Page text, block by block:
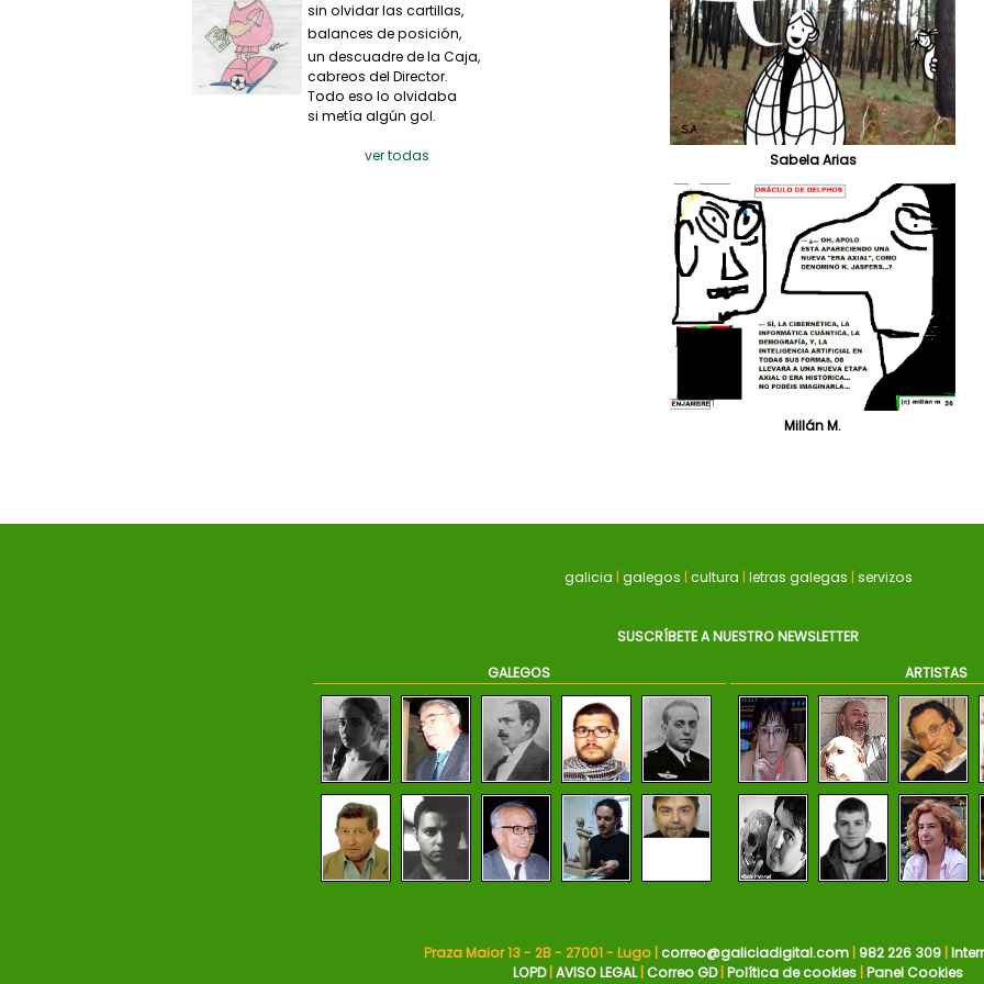
sin olvidar las cartillas,
balances de posición,
un descuadre de la Caja,
cabreos del Director.
Todo eso lo olvidaba
si metía algún gol.
ver todas Sabela Arias
Millán M.
galicia | galegos | cultura | letras galegas | servizos
SUSCRÍBETE A NUESTRO NEWSLETTER
GALEGOS
ARTISTAS
Praza Maior 13 - 2B - 27001 - Lugo | correo@galiciadigital.com| 982 226 309|
LOPD| AVISO LEGAL| Correo GD| Política de cookies Panel Cookies